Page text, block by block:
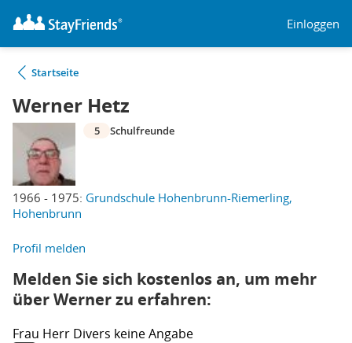
Einloggen
Startseite
Werner Hetz
1966 - 1975: Grundschule Hohenbrunn-Riemerling,
Hohenbrunn
5 Schulfreunde
Profil melden
Melden Sie sich kostenlos an, um mehr
über Werner zu erfahren:
Frau Herr Divers keine Angabe